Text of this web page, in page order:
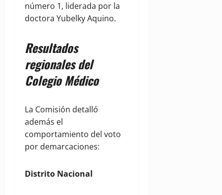
número 1, liderada por la
doctora Yubelky Aquino.
Resultados
regionales del
Colegio Médico
La Comisión detalló
además el
comportamiento del voto
por demarcaciones:
Distrito Nacional